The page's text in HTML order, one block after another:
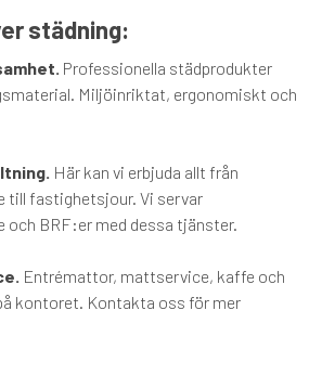
städning:
Professionella städprodukter
Miljöinriktat, ergonomiskt och
Här kan vi erbjuda allt från
till fastighetsjour. Vi servar
och BRF:er med dessa tjänster.
Entrémattor, mattservice, kaffe och
kontoret. Kontakta oss för mer